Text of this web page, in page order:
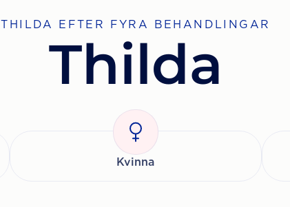
THILDA EFTER FYRA BEHANDLINGAR
Thilda
Kvinna